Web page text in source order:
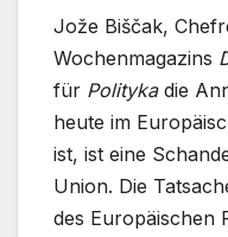
Jože Biščak,
Wochenmagazins
für Politykadie
heute im
ist, ist eine
Union. Die
des Europäischen